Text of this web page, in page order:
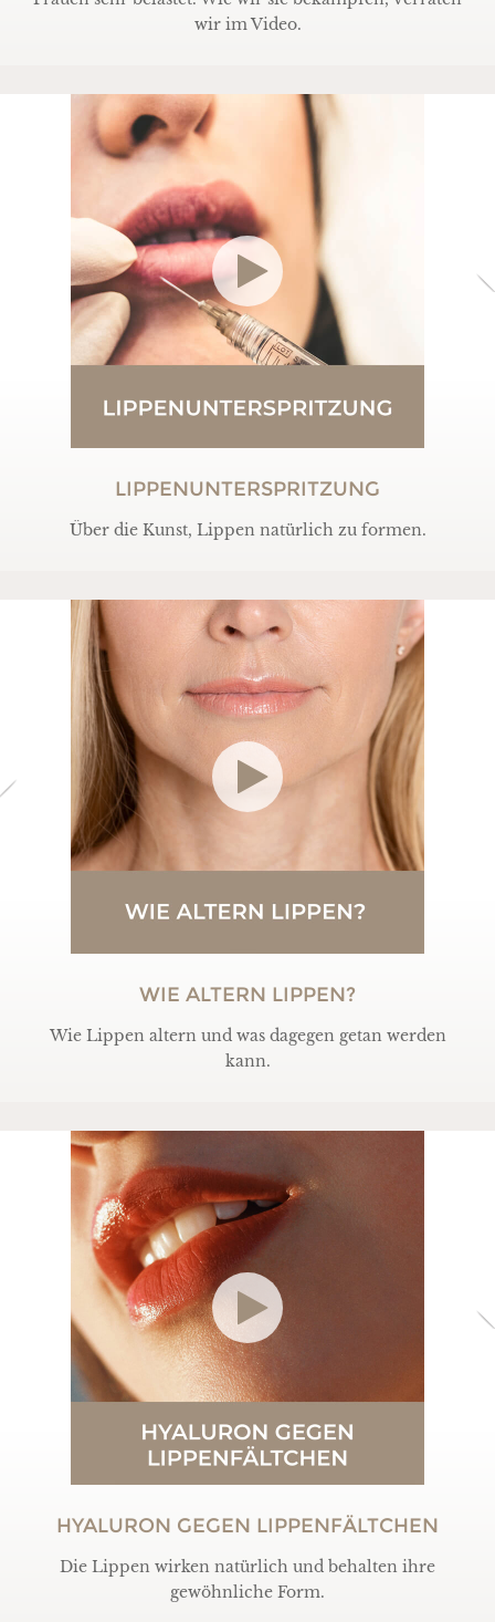
wir im Video.
LIPPENUNTERSPRITZUNG
Über die Kunst, Lippen natürlich zu formen.
WIE ALTERN LIPPEN?
Wie Lippen altern und was dagegen getan werden
kann.
HYALURON GEGEN LIPPENFÄLTCHEN
Die Lippen wirken natürlich und behalten ihre
gewöhnliche Form.